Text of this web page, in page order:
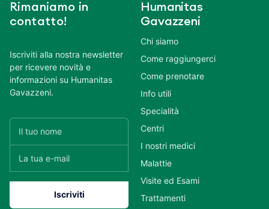
Rimaniamo in
contatto!
Iscriviti alla nostra newsletter
per ricevere novità e
informazioni su Humanitas
Gavazzeni.
Humanitas
Gavazzeni
Chi siamo
Come raggiungerci
Come prenotare
Info utili
Specialità
Centri
I nostri medici
Malattie
Visite ed Esami
Trattamenti